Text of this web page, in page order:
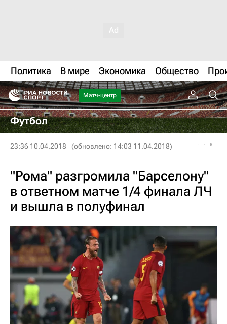
Политика В мире Экономика Общество
Матч-центр
Футбол
23:36 10.04.2018 (обновлено: 14:03 11.04.2018)
"Рома" разгромила "Барселону"
в ответном матче 1/4 финала ЛЧ
и вышла в полуфинал